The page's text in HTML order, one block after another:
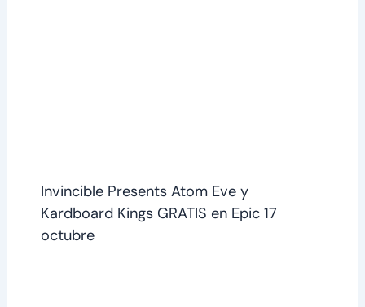
Invincible Presents Atom Eve y
Kardboard Kings GRATIS en Epic 17
octubre